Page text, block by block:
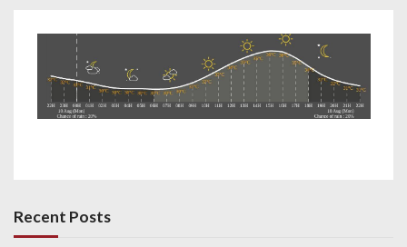
Recent Posts